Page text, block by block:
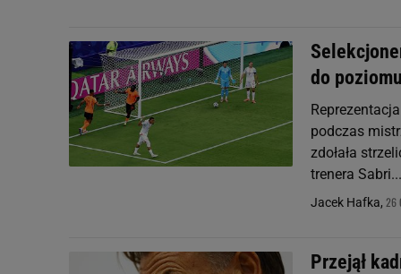
do
podczas
zdołała
trenera Sabri...
Jacek Hafka, 26
Przejął